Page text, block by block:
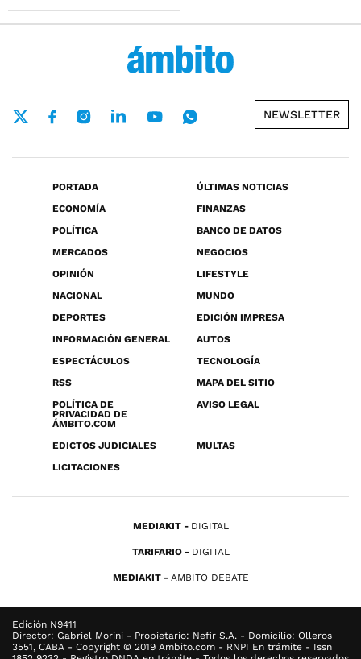
NEWSLETTER
PORTADA
ÚLTIMAS NOTICIAS
ECONOMÍA
FINANZAS
POLÍTICA
BANCO DE DATOS
MERCADOS
NEGOCIOS
OPINIÓN
LIFESTYLE
NACIONAL
MUNDO
DEPORTES
EDICIÓN IMPRESA
INFORMACIÓN GENERAL
AUTOS
ESPECTÁCULOS
TECNOLOGÍA
RSS
MAPA DEL SITIO
POLÍTICA DE
PRIVACIDAD DE
ÁMBITO.COM
AVISO LEGAL
EDICTOS JUDICIALES
MULTAS
LICITACIONES
MEDIAKIT DIGITAL
TARIFARIO DIGITAL
MEDIAKIT AMBITO DEBATE
Edición N9411
Director: Gabriel Morini - Propietario: Nefir S.A. - Domicilio: Olleros
3551, CABA - Copyright © 2019 Ambito.com - RNPI En trámite - Issn